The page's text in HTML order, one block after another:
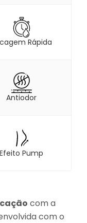
Rápida
Antiodor
Efeito Pump
com a
com o